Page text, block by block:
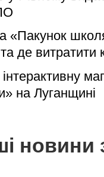
«Пакунок
де витратити
на Луганщині
новини